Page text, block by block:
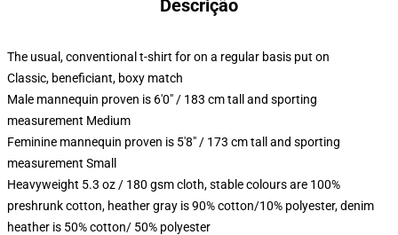
Descrição
The usual, conventional t-shirt for on a regular basis put on
Classic, beneficiant, boxy match
Male mannequin proven is 6'0" / 183 cm tall and sporting
measurement Medium
Feminine mannequin proven is 5'8" / 173 cm tall and sporting
measurement Small
Heavyweight 5.3 oz / 180 gsm cloth, stable colours are 100%
preshrunk cotton, heather gray is 90% cotton/10% polyester, denim
heather is 50% cotton/ 50% polyester